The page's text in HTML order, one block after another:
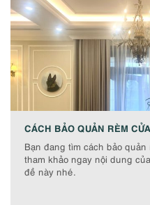
CÁCH BẢO QUẢN RÈM
Bạn đang tìm cách bảo
tham khảo ngay nội dung
đề này nhé.